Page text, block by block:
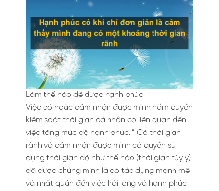
Làm thế nào để được hạnh phúc
Việc có hoặc cảm nhận được mình nắm quyền
kiểm soát thời gian cá nhân có liên quan đến
việc tăng mức độ hạnh phúc. ” Có thời gian
rãnh và cảm nhận được mình có quyền sử
dụng thời gian đó như thế nào (thời gian tùy ý)
đã được chứng minh là có tác dụng mạnh mẽ
và nhất quán đến việc hài lòng và hạnh phúc